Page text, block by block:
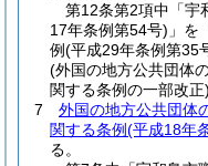
第12条第2項中「宇
17年条例第54号) 」を
例(平成29年条例第35
(外国の地方公共団体
関する条例の一部改正)
7
外国の地方公共団体
関する条例(平成18年
る。